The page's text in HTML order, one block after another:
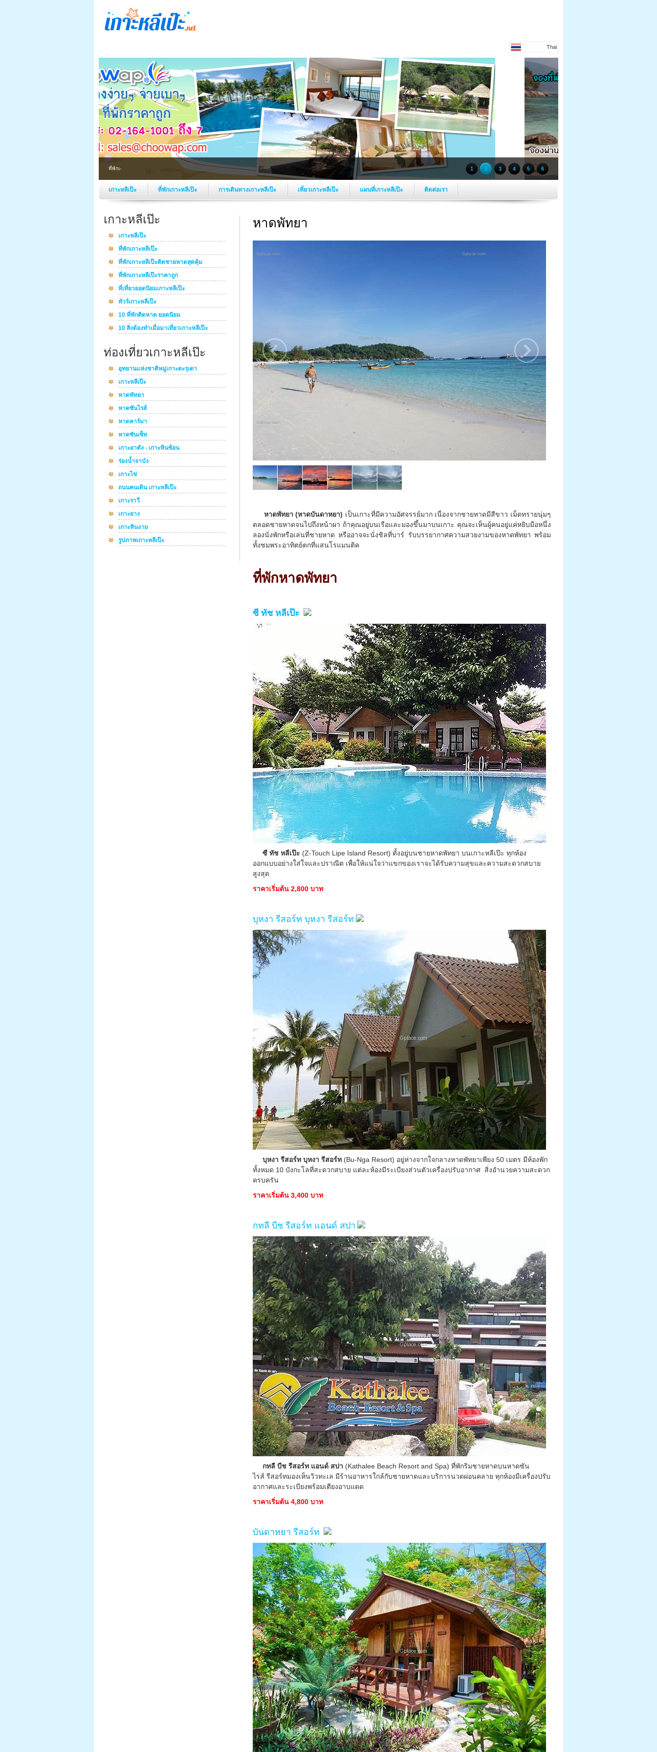
Thai
ที่พักเกาะหลีเป๊ะ 1 2 3 4 5 6
เกาะหลีเป๊ะ ที่พักเกาะหลีเป๊ะ การเดินทางเกาะหลีเป๊ะ เที่ยวเกาะหลีเป๊ะ แผนที่เกาะหลีเป๊ะ ติดต่อเรา
เกาะหลีเป๊ะ
เกาะหลีเป๊ะ
ที่พักเกาะหลีเป๊ะ
ที่พักเกาะหลีเป๊ะติดชายหาดสุดคุ้ม
ที่พักเกาะหลีเป๊ะราคาถูก
ที่เที่ยวยอดนิยมเกาะหลีเป๊ะ
ทัวร์เกาะหลีเป๊ะ
10 ที่พักติดหาด ยอดนิยม
10 สิ่งต้องทำเมื่อมาเที่ยวเกาะหลีเป๊ะ
ท่องเที่ยวเกาะหลีเป๊ะ
อุทยานแห่งชาติหมู่เกาะตะรุเตา
เกาะหลีเป๊ะ
หาดพัทยา
หาดซันไรส์
หาดคาร์มา
หาดซันเซ็ท
เกาะอาดัง - เกาะหินซ้อน
ร่องน้ำจาบัง
เกาะไข่
ถนนคนเดิน เกาะหลีเป๊ะ
เกาะราวี
เกาะยาง
เกาะหินงาม
รูปภาพเกาะหลีเป๊ะ
หาดพัทยา
หาดพัทยา (หาดบันดาหยา) เป็นเกาะที่มีความอัศจรรย์มาก เนื่องจากชายหาดมีสีขาว เม็ดทรายนุ่มๆ
ตลอดชายหาดจนไปถึงหน้าผา ถ้าคุณอยู่บนเรือและมองขึ้นมาบนเกาะ คุณจะเห็นผู้คนอยู่แค่หยิบมือหนึ่ง
ลองนั่งพักหรือเล่นที่ชายหาด หรืออาจจะนั่งชิลที่บาร์ รับบรรยากาศความสวยงามของหาดพัทยา พร้อม
ทั้งชมพระอาทิตย์ตกที่แสนโรแมนติค
ที่พักหาดพัทยา
ซี ทัช หลีเป๊ะ
ซี ทัช หลีเป๊ะ (Z-Touch Lipe Island Resort) ตั้งอยู่บนชายหาดพัทยา บนเกาะหลีเป๊ะ ทุกห้อง
ออกแบบอย่างใส่ใจและปราณีต เพื่อให้แน่ใจว่าแขกของเราจะได้รับความสุขและความสะดวกสบาย
สูงสุด
ราคาเริ่มต้น 2,800 บาท
บุหงา รีสอร์ท บุหงา รีสอร์ท
บุหงา รีสอร์ท บุหงา รีสอร์ท (Bu-Nga Resort) อยู่ห่างจากใจกลางหาดพัทยาเพียง 50 เมตร มีห้องพัก
ทั้งหมด 10 บังกะโลที่สะดวกสบาย แต่ละห้องมีระเบียงส่วนตัวเครื่องปรับอากาศ สิ่งอำนวยความสะดวก
ครบครัน
ราคาเริ่มต้น 3,400 บาท
กทลี บีช รีสอร์ท แอนด์ สปา
กทลี บีช รีสอร์ท แอนด์ สปา (Kathalee Beach Resort and Spa) ที่พักริมชายหาดบนหาดซัน
ไรส์ รีสอร์ทมองเห็นวิวทะเล มีร้านอาหารใกล้กับชายหาดและบริการนวดผ่อนคลาย ทุกห้องมีเครื่องปรับ
อากาศและระเบียงพร้อมเตียงอาบแดด
ราคาเริ่มต้น 4,800 บาท
บันดาหยา รีสอร์ท